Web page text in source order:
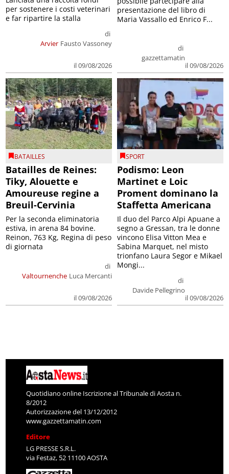
Arvier
di
Fausto Vassoney
il 09/08/2026
per sostenere i costi veterinari
e far ripartire la stalla
di
gazzettamatin
il 09/08/2026
presentazione del libro di
Maria Vassallo ed Enrico F...
BATAILLES
Batailles de Reines:
Tiky, Alouette e
Amoureuse regine a
Breuil-Cervinia
Valtournenche
di
Luca Mercanti
il 09/08/2026
Per la seconda eliminatoria
estiva, in arena 84 bovine.
Reinon, 763 Kg, Regina di peso
di giornata
SPORT
Podismo: Leon
Martinet e Loic
Proment dominano la
Staffetta Americana
di
Davide Pellegrino
il 09/08/2026
Il duo del Parco Alpi Apuane a
segno a Gressan, tra le donne
vincono Elisa Vitton Mea e
Sabina Marquet, nel misto
trionfano Laura Segor e Mikael
Mongi...
Quotidiano online Iscrizione al Tribunale di Aosta n.
8/2012
Autorizzazione del 13/12/2012
www.gazzettamatin.com
Editore
LG PRESSE S.R.L.
via Festaz, 52 11100 AOSTA